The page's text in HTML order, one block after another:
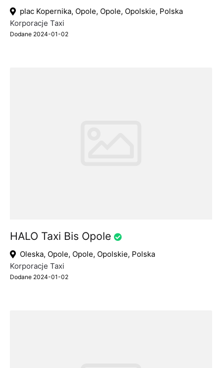
plac Kopernika, Opole, Opole, Opolskie, Polska
Korporacje Taxi
Dodane 2024-01-02
HALO Taxi Bis Opole
Oleska, Opole, Opole, Opolskie, Polska
Korporacje Taxi
Dodane 2024-01-02